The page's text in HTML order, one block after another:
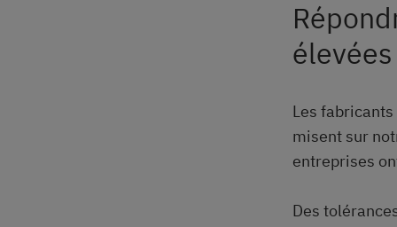
élevées
Les
misent sur
entreprises
Des